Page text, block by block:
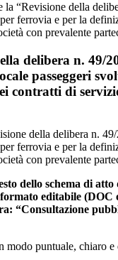
“Revisione della
ferrovia e per la
con prevalente
delibera n.
passeggeri
di
della delibera n.
ferrovia e per la
con prevalente
dello schema di
editabile
“Consultazione
puntuale, chiaro